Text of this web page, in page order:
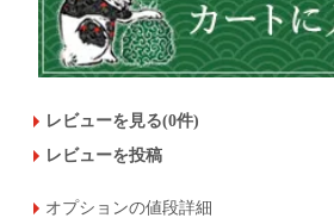
レビューを見る(0件)
レビューを投稿
オプションの値段詳細